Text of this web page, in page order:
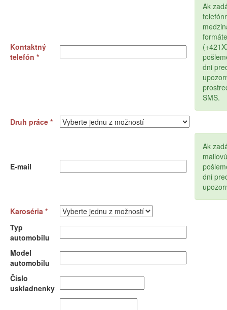
Kontaktný
telefón *
Ak
formáte
dni
SMS.
Druh práce *
E-mail
Ak
dni
Karoséria *
Typ
automobilu
Model
automobilu
Číslo
uskladnenky